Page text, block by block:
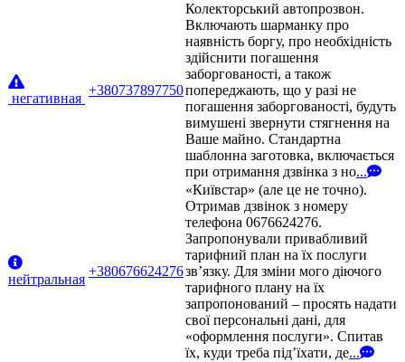
негативная
+380737897750
Колекторський автопрозвон.
Включають шарманку про
наявність боргу, про необхідність
здійснити погашення
заборгованості, а також
попереджають, що у разі не
погашення заборгованості, будуть
вимушені звернути стягнення на
Ваше майно. Стандартна
шаблонна заготовка, включається
при отримання дзвінка з но...
нейтральная
+380676624276
«Київстар» (але це не точно).
Отримав дзвінок з номеру
телефона 0676624276.
Запропонували привабливий
тарифний план на їх послуги
зв’язку. Для зміни мого діючого
тарифного плану на їх
запропонований – просять надати
свої персональні дані, для
«оформлення послуги». Спитав
їх, куди треба під’їхати, де...